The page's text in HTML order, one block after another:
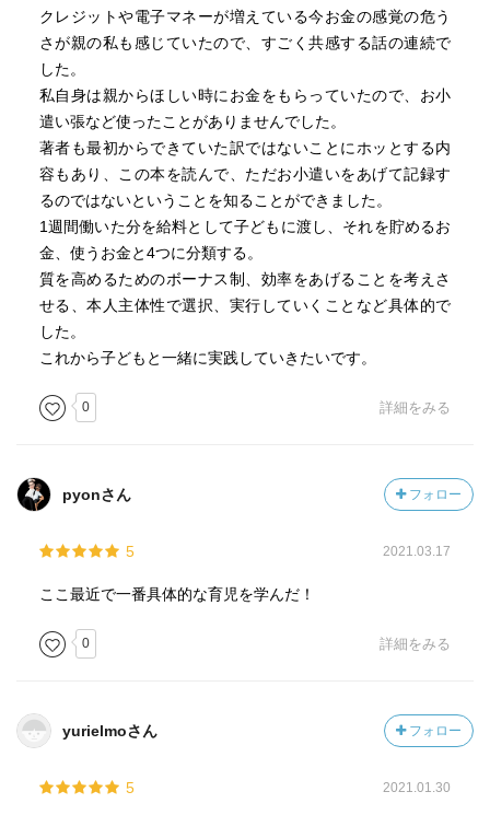
クレジットや電子マネーが増えている今お金の感覚の危う
さが親の私も感じていたので、すごく共感する話の連続で
した。
私自身は親からほしい時にお金をもらっていたので、お小
遣い張など使ったことがありませんでした。
著者も最初からできていた訳ではないことにホッとする内
容もあり、この本を読んで、ただお小遣いをあげて記録す
るのではないということを知ることができました。
1週間働いた分を給料として子どもに渡し、それを貯めるお
金、使うお金と4つに分類する。
質を高めるためのボーナス制、効率をあげることを考えさ
せる、本人主体性で選択、実行していくことなど具体的で
した。
これから子どもと一緒に実践していきたいです。
0 詳細をみる
pyonさん フォロー
5 2021.03.17
ここ最近で一番具体的な育児を学んだ！
0 詳細をみる
yurielmoさん フォロー
5 2021.01.30